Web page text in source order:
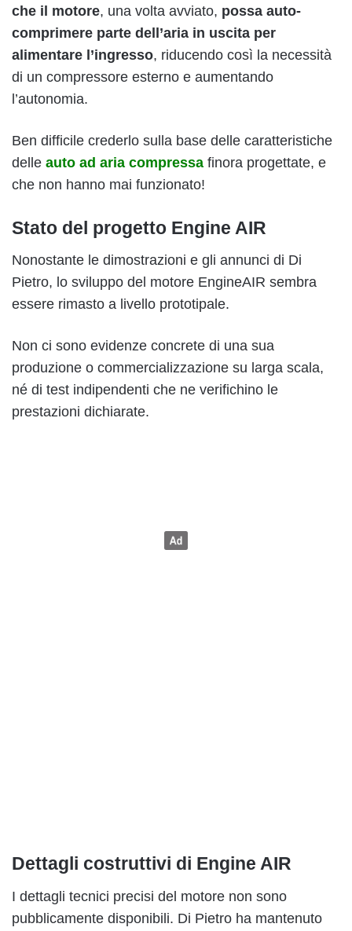
che il motore, una volta avviato, possa auto-
comprimere parte dell’aria in uscita per
alimentare l’ingresso, riducendo così la necessità
di un compressore esterno e aumentando
l’autonomia.
Ben difficile crederlo sulla base delle caratteristiche
delle auto ad aria compressa finora progettate, e
che non hanno mai funzionato!
Stato del progetto Engine AIR
Nonostante le dimostrazioni e gli annunci di Di
Pietro, lo sviluppo del motore EngineAIR sembra
essere rimasto a livello prototipale.
Non ci sono evidenze concrete di una sua
produzione o commercializzazione su larga scala,
né di test indipendenti che ne verifichino le
prestazioni dichiarate.
Dettagli costruttivi di Engine AIR
I dettagli tecnici precisi del motore non sono
pubblicamente disponibili. Di Pietro ha mantenuto